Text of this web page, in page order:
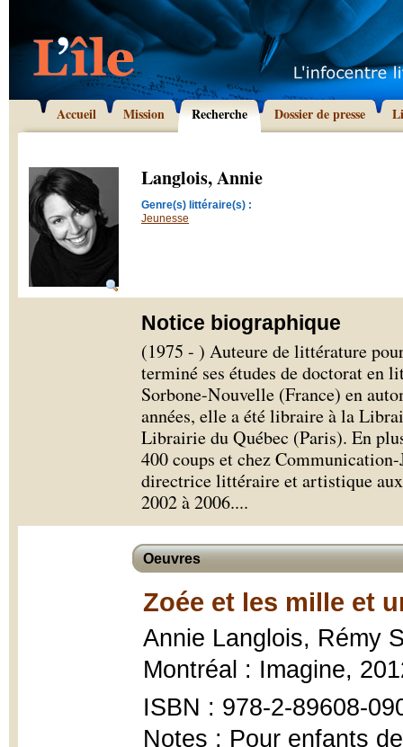
Accueil Mission Recherche Dossier de presse
Langlois, Annie
Genre(s) littéraire(s) :
Jeunesse
Notice biographique
(1975 - ) Auteure de littérature
terminé ses études de doctorat en
Sorbone-Nouvelle (France) en
années, elle a été libraire à la
Librairie du Québec (Paris). En
400 coups et chez
directrice littéraire et artistique
2002 à 2006....
Oeuvres
Zoée et les mille et
Annie Langlois, Rémy
Montréal : Imagine,
ISBN : 978-2-89608-
Notes : Pour enfants